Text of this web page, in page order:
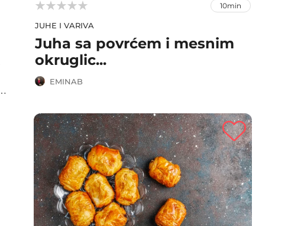


 10min
JUHE I VARIVA
Juha sa povrćem i mesnim
okruglic...
EMINAB